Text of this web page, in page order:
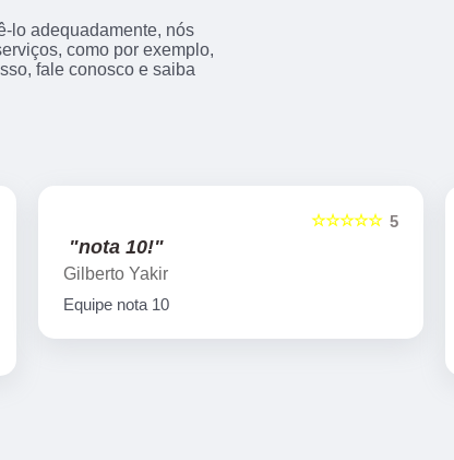
lo adequadamente, nós
como por exemplo,
fale conosco e saiba
5
☆☆☆☆☆
"nota 10!"
Gilberto Yakir
Equipe nota 10